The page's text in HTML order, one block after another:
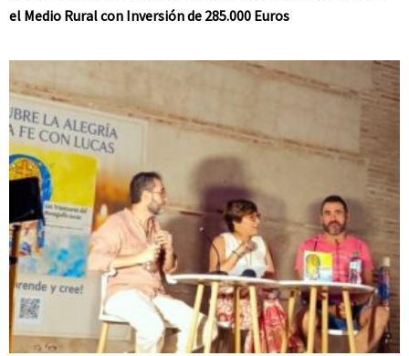
el Medio Rural con Inversión de 285.000 Euros